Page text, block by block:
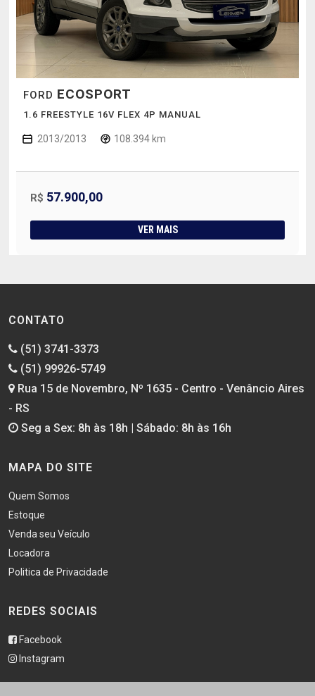
FORD ECOSPORT
1.6 FREESTYLE 16V FLEX 4P MANUAL
2013/2013 108.394 km
R$ 57.900,00
VER MAIS
CONTATO
(51) 3741-3373
(51) 99926-5749
Rua 15 de Novembro, Nº 1635 - Centro - Venâncio Aires
- RS
Seg a Sex: 8h às 18h | Sábado: 8h às 16h
MAPA DO SITE
Quem Somos
Estoque
Venda seu Veículo
Locadora
Politica de Privacidade
REDES SOCIAIS
Facebook
Instagram